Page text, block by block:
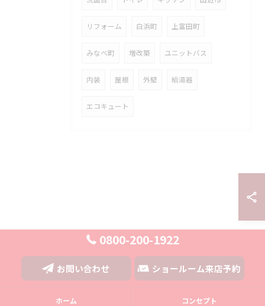
リフォーム 白浜町 上富田町
みなべ町 増改築 ユニットバス
内装 屋根 外壁 給湯器
エコキュート
0800-200-1922
お問い合わせ ショールーム来店予約
ホーム コンセプト